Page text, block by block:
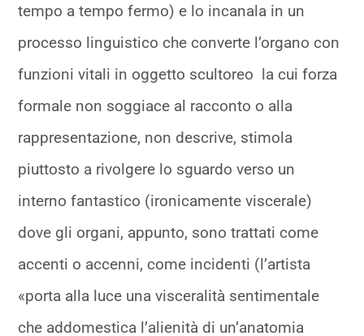
tempo a tempo fermo) e lo incanala in un
processo linguistico che converte l’organo con
funzioni vitali in oggetto scultoreo la cui forza
formale non soggiace al racconto o alla
rappresentazione, non descrive, stimola
piuttosto a rivolgere lo sguardo verso un
interno fantastico (ironicamente viscerale)
dove gli organi, appunto, sono trattati come
accenti o accenni, come incidenti (l’artista
«porta alla luce una visceralità sentimentale
che addomestica l’alienità di un’anatomia